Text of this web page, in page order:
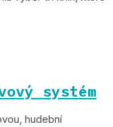
systém
hudební